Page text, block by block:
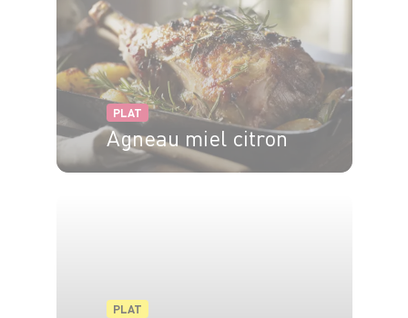
PLAT
Agneau miel citron
PLAT